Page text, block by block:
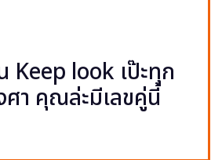
Keep look เป๊ะทุก
า คุณล่ะมีเลขคู่นี้